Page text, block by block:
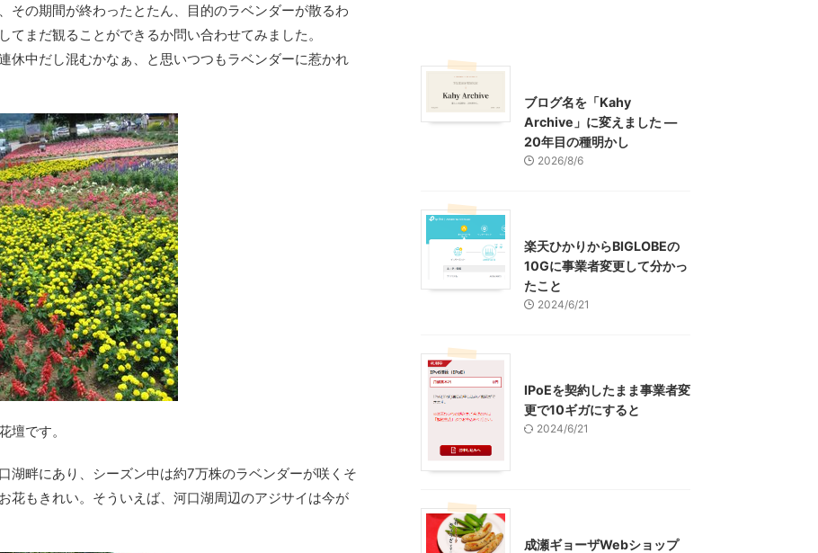
その期間が終わったとたん、目的のラベンダーが散るわ
てまだ観ることができるか問い合わせてみました。
休中だし混むかなぁ、と思いつつもラベンダーに惹かれ
壇です。
湖畔にあり、シーズン中は約7万株のラベンダーが咲くそ
花もきれい。そういえば、河口湖周辺のアジサイは今が
ブログ名を「Kahy
Archive」に変えました ―
20年目の種明かし
2026/8/6
楽天ひかりからBIGLOBEの
10Gに事業者変更して分かっ
たこと
2024/6/21
IPoEを契約したまま事業者変
更で10ギガにすると
2024/6/21
成瀬ギョーザWebショップ